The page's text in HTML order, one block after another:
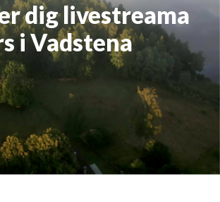
dig livestreama
i Vadstena